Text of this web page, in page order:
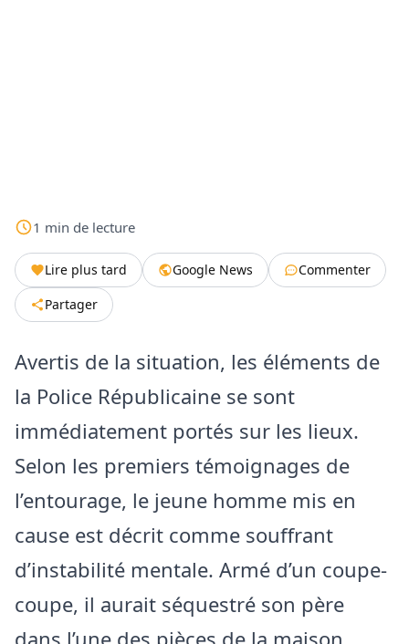
1 min de lecture
Lire plus tard Google News
Commenter
Partager
​Avertis de la situation, les éléments de
la Police Républicaine se sont
immédiatement portés sur les lieux.
Selon les premiers témoignages de
l’entourage, le jeune homme mis en
cause est décrit comme souffrant
d’instabilité mentale. Armé d’un coupe-
coupe, il aurait séquestré son père